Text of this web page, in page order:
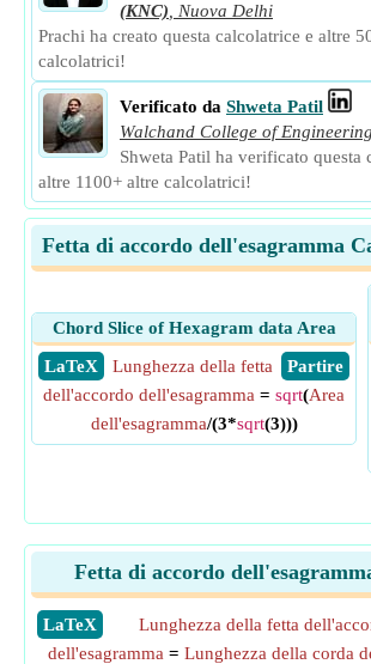
(KNC)
Nuova Delhi
Prachi ha creato questa calcolatrice e altre
calcolatrici!
Verificato da Shweta Patil
Walchand College of Engineering
Shweta Patil ha verificato questa
altre 1100+ altre calcolatrici!
Fetta di accordo dell'esagramma
Chord Slice of Hexagram data Area
​ LaTeX
​ Partire
Lunghezza della fetta
dell'accordo dell'esagramma = sqrt(Area
dell'esagramma/(3*sqrt(3)))
Fetta di accordo
​LaTeX
Lunghezza della fetta
dell'esagramma = Lunghezza della corda